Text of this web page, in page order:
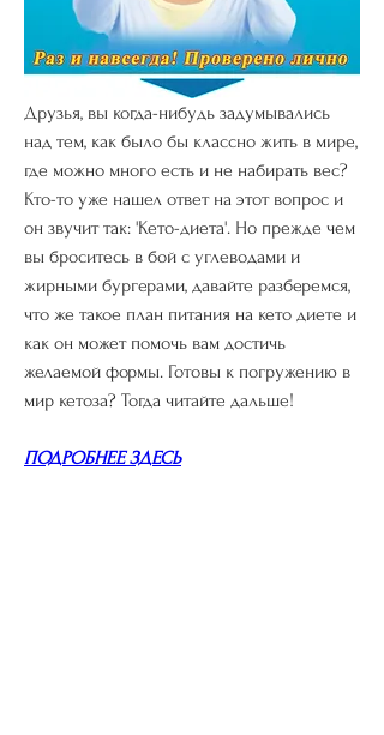
Друзья, вы когда-нибудь задумывались
над тем, как было бы классно жить в мире,
где можно много есть и не набирать вес?
Кто-то уже нашел ответ на этот вопрос и
он звучит так: 'Кето-диета'. Но прежде чем
вы броситесь в бой с углеводами и
жирными бургерами, давайте разберемся,
что же такое план питания на кето диете и
как он может помочь вам достичь
желаемой формы. Готовы к погружению в
мир кетоза? Тогда читайте дальше!
ПОДРОБНЕЕ ЗДЕСЬ